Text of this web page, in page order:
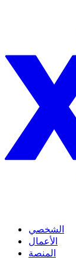
الشخصي
الأعمال
المنصة